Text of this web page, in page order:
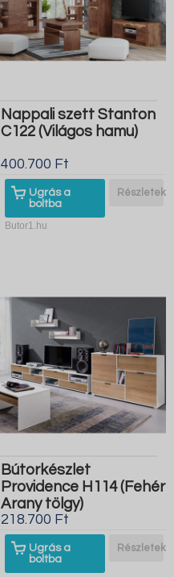
Nappali szett Stanton
C122 (Világos hamu)
400.700 Ft
Ugrás a
boltba
Részletek
Butor1.hu
Bútorkészlet
Providence H114 (Fehér
Arany tölgy)
218.700 Ft
Ugrás a
boltba
Részletek